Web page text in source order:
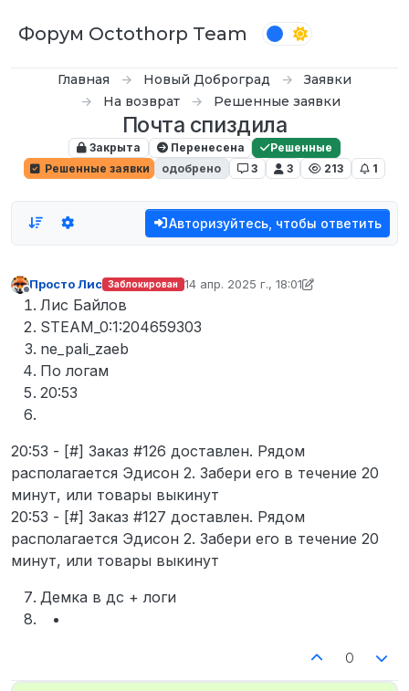
Форум Octothorp Team
Главная Новый Доброград
Заявки
На возврат
Решенные заявки
Почта спиздила
Закрыта Перенесена
Решенные
Решенные заявки
одобрено 3 3 213 1
Авторизуйтесь, чтобы ответить
Не в сети
Просто Лис Заблокирован 14 апр. 2025 г., 18:01
отредактировано Кампот
Лис Байлов
STEAM_0:1:204659303
ne_pali_zaeb
По логам
20:53
20:53 - [#] Заказ #126 доставлен. Рядом
располагается Эдисон 2. Забери его в течение 20
минут, или товары выкинут
20:53 - [#] Заказ #127 доставлен. Рядом
располагается Эдисон 2. Забери его в течение 20
минут, или товары выкинут
Демка в дс + логи
0